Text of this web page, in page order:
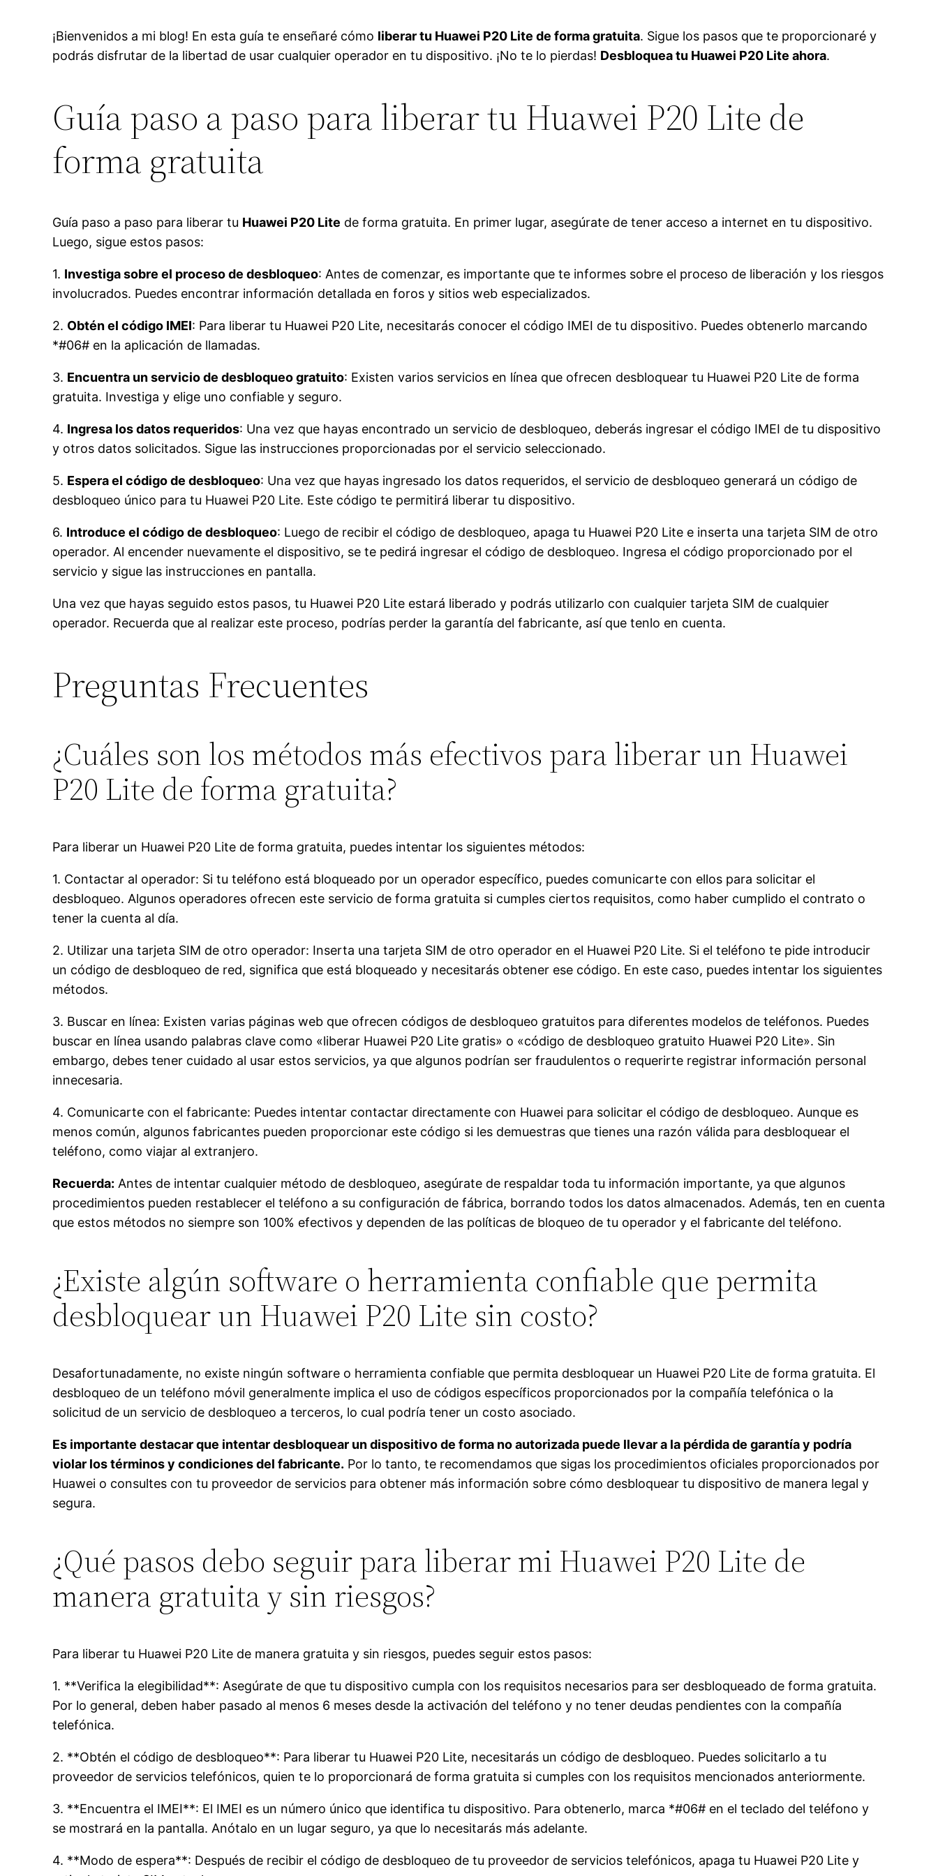
¡Bienvenidos a mi blog! En esta guía te enseñaré cómo liberar tu Huawei P20 Lite de forma gratuita. Sigue los pasos que te proporcionaré y
podrás disfrutar de la libertad de usar cualquier operador en tu dispositivo. ¡No te lo pierdas! Desbloquea tu Huawei P20 Lite ahora.
Guía paso a paso para liberar tu Huawei P20 Lite de
forma gratuita
Guía paso a paso para liberar tu Huawei P20 Lite de forma gratuita. En primer lugar, asegúrate de tener acceso a internet en tu dispositivo.
Luego, sigue estos pasos:
1. Investiga sobre el proceso de desbloqueo: Antes de comenzar, es importante que te informes sobre el proceso de liberación y los riesgos
involucrados. Puedes encontrar información detallada en foros y sitios web especializados.
2. Obtén el código IMEI: Para liberar tu Huawei P20 Lite, necesitarás conocer el código IMEI de tu dispositivo. Puedes obtenerlo marcando
*#06# en la aplicación de llamadas.
3. Encuentra un servicio de desbloqueo gratuito: Existen varios servicios en línea que ofrecen desbloquear tu Huawei P20 Lite de forma
gratuita. Investiga y elige uno confiable y seguro.
4. Ingresa los datos requeridos: Una vez que hayas encontrado un servicio de desbloqueo, deberás ingresar el código IMEI de tu dispositivo
y otros datos solicitados. Sigue las instrucciones proporcionadas por el servicio seleccionado.
5. Espera el código de desbloqueo: Una vez que hayas ingresado los datos requeridos, el servicio de desbloqueo generará un código de
desbloqueo único para tu Huawei P20 Lite. Este código te permitirá liberar tu dispositivo.
6. Introduce el código de desbloqueo: Luego de recibir el código de desbloqueo, apaga tu Huawei P20 Lite e inserta una tarjeta SIM de otro
operador. Al encender nuevamente el dispositivo, se te pedirá ingresar el código de desbloqueo. Ingresa el código proporcionado por el
servicio y sigue las instrucciones en pantalla.
Una vez que hayas seguido estos pasos, tu Huawei P20 Lite estará liberado y podrás utilizarlo con cualquier tarjeta SIM de cualquier
operador. Recuerda que al realizar este proceso, podrías perder la garantía del fabricante, así que tenlo en cuenta.
Preguntas Frecuentes
¿Cuáles son los métodos más efectivos para liberar un Huawei
P20 Lite de forma gratuita?
Para liberar un Huawei P20 Lite de forma gratuita, puedes intentar los siguientes métodos:
1. Contactar al operador: Si tu teléfono está bloqueado por un operador específico, puedes comunicarte con ellos para solicitar el
desbloqueo. Algunos operadores ofrecen este servicio de forma gratuita si cumples ciertos requisitos, como haber cumplido el contrato o
tener la cuenta al día.
2. Utilizar una tarjeta SIM de otro operador: Inserta una tarjeta SIM de otro operador en el Huawei P20 Lite. Si el teléfono te pide introducir
un código de desbloqueo de red, significa que está bloqueado y necesitarás obtener ese código. En este caso, puedes intentar los siguientes
métodos.
3. Buscar en línea: Existen varias páginas web que ofrecen códigos de desbloqueo gratuitos para diferentes modelos de teléfonos. Puedes
buscar en línea usando palabras clave como «liberar Huawei P20 Lite gratis» o «código de desbloqueo gratuito Huawei P20 Lite». Sin
embargo, debes tener cuidado al usar estos servicios, ya que algunos podrían ser fraudulentos o requerirte registrar información personal
innecesaria.
4. Comunicarte con el fabricante: Puedes intentar contactar directamente con Huawei para solicitar el código de desbloqueo. Aunque es
menos común, algunos fabricantes pueden proporcionar este código si les demuestras que tienes una razón válida para desbloquear el
teléfono, como viajar al extranjero.
Recuerda: Antes de intentar cualquier método de desbloqueo, asegúrate de respaldar toda tu información importante, ya que algunos
procedimientos pueden restablecer el teléfono a su configuración de fábrica, borrando todos los datos almacenados. Además, ten en cuenta
que estos métodos no siempre son 100% efectivos y dependen de las políticas de bloqueo de tu operador y el fabricante del teléfono.
¿Existe algún software o herramienta confiable que permita
desbloquear un Huawei P20 Lite sin costo?
Desafortunadamente, no existe ningún software o herramienta confiable que permita desbloquear un Huawei P20 Lite de forma gratuita. El
desbloqueo de un teléfono móvil generalmente implica el uso de códigos específicos proporcionados por la compañía telefónica o la
solicitud de un servicio de desbloqueo a terceros, lo cual podría tener un costo asociado.
Es importante destacar que intentar desbloquear un dispositivo de forma no autorizada puede llevar a la pérdida de garantía y podría
violar los términos y condiciones del fabricante. Por lo tanto, te recomendamos que sigas los procedimientos oficiales proporcionados por
Huawei o consultes con tu proveedor de servicios para obtener más información sobre cómo desbloquear tu dispositivo de manera legal y
segura.
¿Qué pasos debo seguir para liberar mi Huawei P20 Lite de
manera gratuita y sin riesgos?
Para liberar tu Huawei P20 Lite de manera gratuita y sin riesgos, puedes seguir estos pasos:
1. **Verifica la elegibilidad**: Asegúrate de que tu dispositivo cumpla con los requisitos necesarios para ser desbloqueado de forma gratuita.
Por lo general, deben haber pasado al menos 6 meses desde la activación del teléfono y no tener deudas pendientes con la compañía
telefónica.
2. **Obtén el código de desbloqueo**: Para liberar tu Huawei P20 Lite, necesitarás un código de desbloqueo. Puedes solicitarlo a tu
proveedor de servicios telefónicos, quien te lo proporcionará de forma gratuita si cumples con los requisitos mencionados anteriormente.
3. **Encuentra el IMEI**: El IMEI es un número único que identifica tu dispositivo. Para obtenerlo, marca *#06# en el teclado del teléfono y
se mostrará en la pantalla. Anótalo en un lugar seguro, ya que lo necesitarás más adelante.
4. **Modo de espera**: Después de recibir el código de desbloqueo de tu proveedor de servicios telefónicos, apaga tu Huawei P20 Lite y